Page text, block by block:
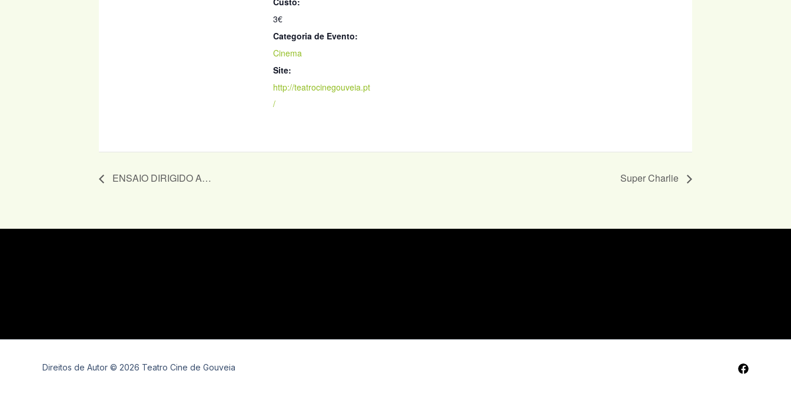
3€
Categoria de Evento:
Cinema
Site:
http://teatrocinegouveia.pt
/
ENSAIO DIRIGIDO A… Super Charlie
Direitos de Autor © 2026 Teatro Cine de Gouveia